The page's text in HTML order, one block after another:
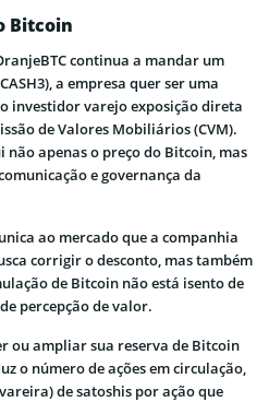
Bitcoin
continua a mandar um
a empresa quer ser uma
investidor varejo exposição direta
de Valores Mobiliários (CVM).
não apenas o preço do Bitcoin, mas
e governança da
ao mercado que a companhia
corrigir o desconto, mas também
de Bitcoin não está isento de
percepção de valor.
ou ampliar sua reserva de Bitcoin
o número de ações em circulação,
de satoshis por ação que